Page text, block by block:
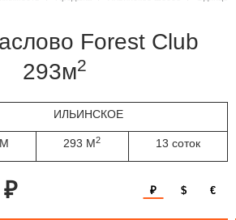
293м2
ИЛЬИНСКОЕ
293 М2 13 соток
₽ $ €